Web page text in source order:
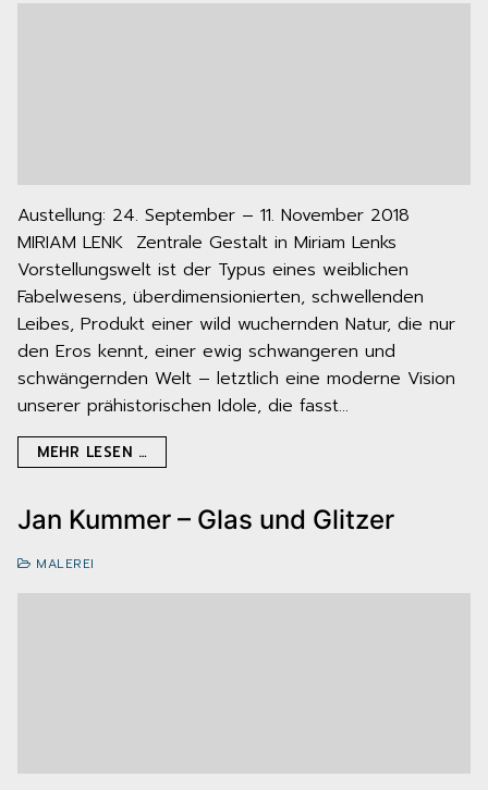
Austellung: 24. September – 11. November 2018
MIRIAM LENK Zentrale Gestalt in Miriam Lenks
Vorstellungswelt ist der Typus eines weiblichen
Fabelwesens, überdimensionierten, schwellenden
Leibes, Produkt einer wild wuchernden Natur, die nur
den Eros kennt, einer ewig schwangeren und
schwängernden Welt – letztlich eine moderne Vision
unserer prähistorischen Idole, die fasst…
MEHR LESEN …
Jan Kummer – Glas und Glitzer
MALEREI